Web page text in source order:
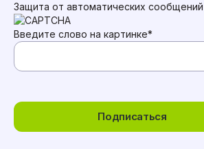
Подписаться
Защита от автоматических сообщений
Введите слово на картинке*